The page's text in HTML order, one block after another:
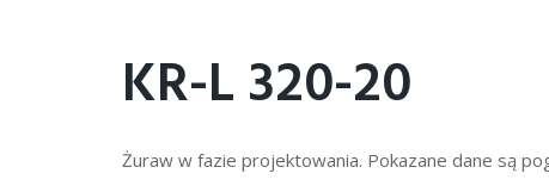
KR-L 320-20
Żuraw w fazie projektowania. Pokazane dane są